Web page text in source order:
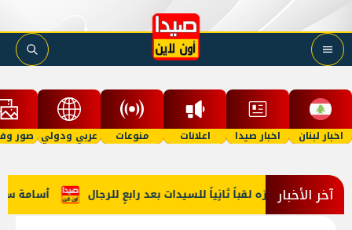
اخبار لبنان اخبار صيدا اعلانات منوعات عربي ودولي صور
آخر الأخبار أسامة سعد يستقبل وفدًا ثانٍياً للسيدات بعد رابعٍ للرجال